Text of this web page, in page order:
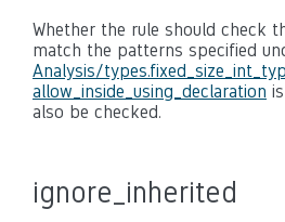
Whether the rule should check
match the patterns specified
Analysis/
allow_inside_using_declaration
also be checked.
ignore_inherited